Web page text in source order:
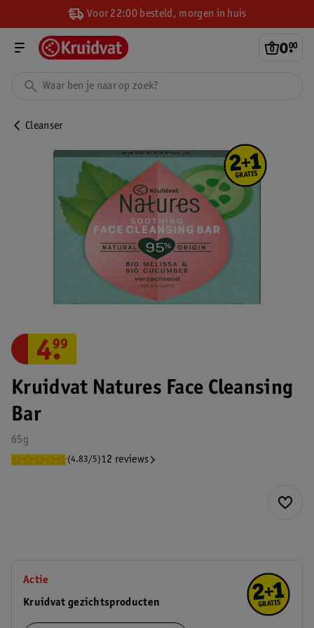
Voor 22:00 besteld, morgen in huis
0.
00
Cleanser
Kruidvat Natures Face Cleansing
Bar
65g
(4.83/5)12 reviews
4.
99
Actie
Kruidvat gezichtsproducten